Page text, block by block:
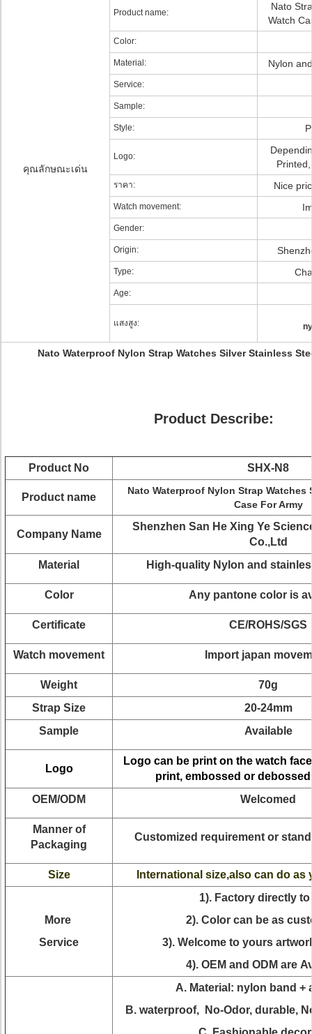
คุณลักษณะเด่น
Product name:
Nato
Watch
Color:
Material: Nylon
Service:
Sample:
Style:
Logo:
ราคา: Nice
Watch movement:
Gender:
Origin:
Type:
Age:
แสงสูง:
Nato Waterproof Nylon Strap Watches Silver Stainless
Product Describe:
Product No SHX-N8
Product name
Nato Waterproof Nylon Strap Watches
Case For Army
Company Name
Shenzhen San He Xing Ye
Co.,Ltd
Material
High-quality Nylon and
Color Any pantone color is
Certificate CE/ROHS/SGS
Watch movement Import japan
Weight
70g
Strap Size
20-24mm
Sample
Available
Logo
Logo can be print on the watch
print, embossed or
OEM/ODM
Welcomed
Manner of
Packaging
Customized requirement or
Size International size,also can do as
More
Service
1). Factory directly to
2). Color can be as
3). Welcome to yours
4). OEM and ODM are
A. Material: nylon band +
B. waterproof, No-Odor, durable,